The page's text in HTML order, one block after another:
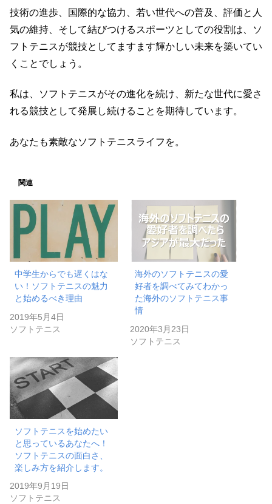
技術の進歩、国際的な協力、若い世代への普及、評価と人
気の維持、そして結びつけるスポーツとしての役割は、ソ
フトテニスが競技としてますます輝かしい未来を築いてい
くことでしょう。
私は、ソフトテニスがその進化を続け、新たな世代に愛さ
れる競技として発展し続けることを期待しています。
あなたも素敵なソフトテニスライフを。
関連
中学生からでも遅くはな
い！ソフトテニスの魅力
と始めるべき理由
2019年5月4日
ソフトテニス
海外のソフトテニスの愛
好者を調べてみてわかっ
た海外のソフトテニス事
情
2020年3月23日
ソフトテニス
ソフトテニスを始めたい
と思っているあなたへ！
ソフトテニスの面白さ、
楽しみ方を紹介します。
2019年9月19日
ソフトテニス